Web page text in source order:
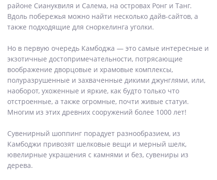
районе Сиануквиля и Салема, на островах Ронг и Танг.
Вдоль побережья можно найти несколько дайв-сайтов, а
также подходящие для сноркелинга уголки.
Но в первую очередь Камбоджа — это самые интересные и
экзотичные достопримечательности, потрясающие
воображение дворцовые и храмовые комплексы,
полуразрушенные и захваченные дикими джунглями, или,
наоборот, ухоженные и яркие, как будто только что
отстроенные, а также огромные, почти живые статуи.
Многим из этих древних сооружений более 1000 лет!
Сувенирный шоппинг порадует разнообразием, из
Камбоджи привозят шелковые вещи и мерный шелк,
ювелирные украшения с камнями и без, сувениры из
дерева.